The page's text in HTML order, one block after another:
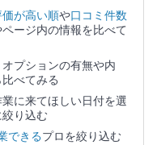
価が高い順や口コミ件数
ージ内の情報を比べて
オプションの有無や内
べてみる
業に来てほしい日付を選
り込む
できるプロを絞り込む